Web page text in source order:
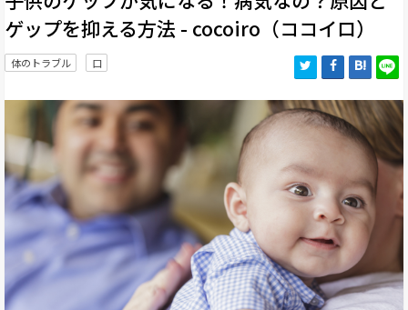
ゲップを抑える方法 - cocoiro（ココイロ）
体のトラブル 口